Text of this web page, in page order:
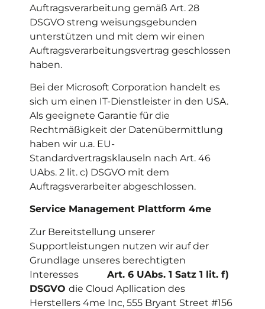
Auftragsverarbeitung gemäß Art. 28
DSGVO streng weisungsgebunden
unterstützen und mit dem wir einen
Auftragsverarbeitungsvertrag geschlossen
haben.
Bei der Microsoft Corporation handelt es
sich um einen IT-Dienstleister in den USA.
Als geeignete Garantie für die
Rechtmäßigkeit der Datenübermittlung
haben wir u.a. EU-
Standardvertragsklauseln nach Art. 46
UAbs. 2 lit. c) DSGVO mit dem
Auftragsverarbeiter abgeschlossen.
Service Management Plattform 4me
Zur Bereitstellung unserer
Supportleistungen nutzen wir auf der
Grundlage unseres berechtigten
Interesses Art. 6 UAbs. 1 Satz 1 lit. f)
DSGVO die Cloud Apllication des
Herstellers 4me Inc, 555 Bryant Street #156